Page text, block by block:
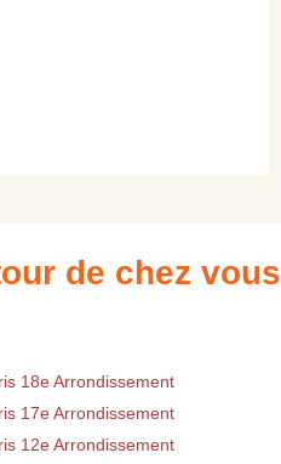
de chez vous
18e Arrondissement
17e Arrondissement
12e Arrondissement